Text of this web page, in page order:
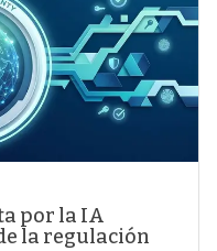
por la IA
la regulación